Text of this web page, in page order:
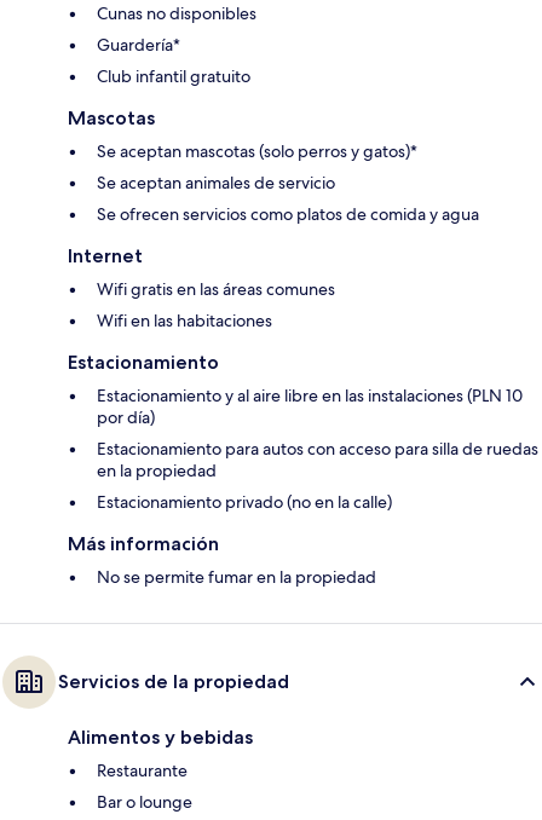
Cunas no disponibles
Guardería*
Club infantil gratuito
Mascotas
Se aceptan mascotas (solo perros y gatos)*
Se aceptan animales de servicio
Se ofrecen servicios como platos de comida y agua
Internet
Wifi gratis en las áreas comunes
Wifi en las habitaciones
Estacionamiento
Estacionamiento y al aire libre en las instalaciones (PLN 10
por día)
Estacionamiento para autos con acceso para silla de ruedas
en la propiedad
Estacionamiento privado (no en la calle)
Más información
No se permite fumar en la propiedad
Servicios de la propiedad
Alimentos y bebidas
Restaurante
Bar o lounge